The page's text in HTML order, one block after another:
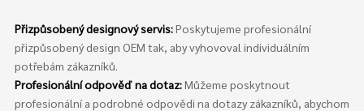
Přizpůsobený designový servis:Poskytujeme profesionální
přizpůsobený design OEM tak, aby vyhovoval individuálním
potřebám zákazníků.
Profesionální odpověď na dotaz:Můžeme poskytnout
profesionální a podrobné odpovědi na dotazy zákazníků, abychom